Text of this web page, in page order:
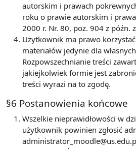
autorskim i prawach
roku o prawie autorskim i
2000 r. Nr. 80, poz. 904 z późn.
Użytkownik ma prawo
materiałów jedynie dla
Rozpowszechnianie treści
jakiejkolwiek formie jest
treści wyrazi na to zgodę.
§6 Postanowienia końcowe
Wszelkie nieprawidłowości w
użytkownik powinien zgłosić